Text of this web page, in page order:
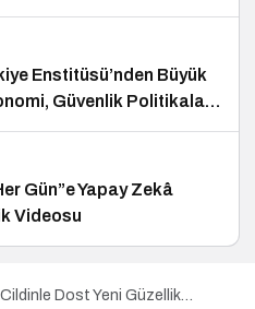
Enstitüsü’nden Büyük
Güvenlik Politikaları
Gün”e Yapay Zekâ
Videosu
Cildinle Dost Yeni Güzellik